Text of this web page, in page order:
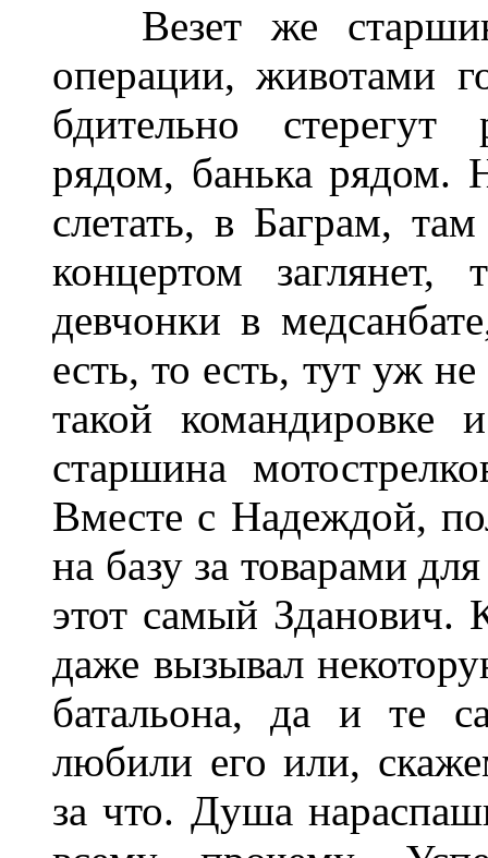
Везет же
операции, животами
бдительно стерегут
рядом, банька рядом.
слетать, в Баграм,
концертом
девчонки в
есть, то есть, тут уж
такой командировке
старшина
Вместе с Надеждой,
на базу за товарами
этот самый Зданович.
даже вызывал
батальона, да и те
любили его или,
за что. Душа